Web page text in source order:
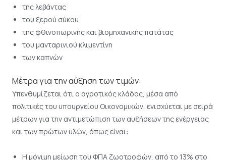
της λεβάντας
του ξερού σύκου
της φθινοπωρινής και βιομηχανικής πατάτας
του μανταρινιού κλιμεντίνη
των καπνών
Μέτρα για την αύξηση των τιμών:
Υπενθυμίζεται ότι ο αγροτικός κλάδος, μέσα από
πολιτικές του υπουργείου Οικονομικών, ενισχύεται με σειρά
μέτρων για την αντιμετώπιση των αυξήσεων της ενέργειας
και των πρώτων υλών, όπως είναι:
H μόνιμη μείωση του ΦΠΑ ζωοτροφών, από το 13% στο